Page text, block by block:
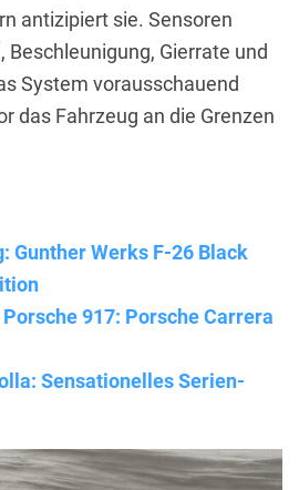
antizipiert sie. Sensoren
Gierrate und
System vorausschauend
das Fahrzeug an die Grenzen
Gunther Werks F-26 Black
917: Porsche Carrera
Sensationelles Serien-